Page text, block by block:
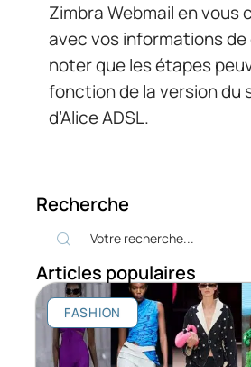
Zimbra Webmail en vous
avec vos informations de
noter que les étapes
fonction de la version du
d’Alice ADSL.
Recherche
Articles populaires
FASHION